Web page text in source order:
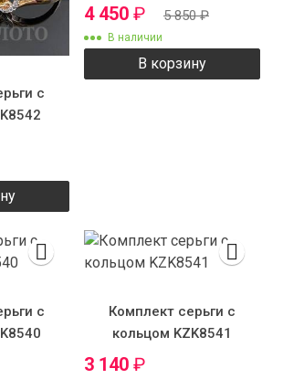
с
4 450 ₽ 5 850₽
В наличии
В корзину
с
Комплект серьги с
кольцом KZK8541
3 140 ₽